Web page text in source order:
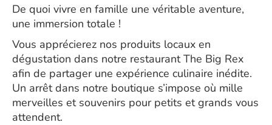
De quoi vivre en famille une véritable aventure,
une immersion totale !
Vous apprécierez nos produits locaux en
dégustation dans notre restaurant The Big Rex
afin de partager une expérience culinaire inédite.
Un arrêt dans notre boutique s’impose où mille
merveilles et souvenirs pour petits et grands vous
attendent.